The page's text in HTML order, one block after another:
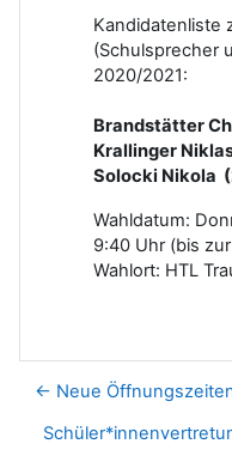
Kandidatenliste
(Schulsprecher
2020/2021:
Brandstätter
Krallinger
Solocki Nikola
Wahldatum:
9:40 Uhr (bis
Wahlort: HTL
← Neue